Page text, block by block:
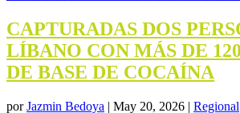
CAPTURADAS DOS
LÍBANO CON MÁS DE
DE BASE DE COCAÍNA
porJazmin Bedoya | May 20, 2026 | Regional